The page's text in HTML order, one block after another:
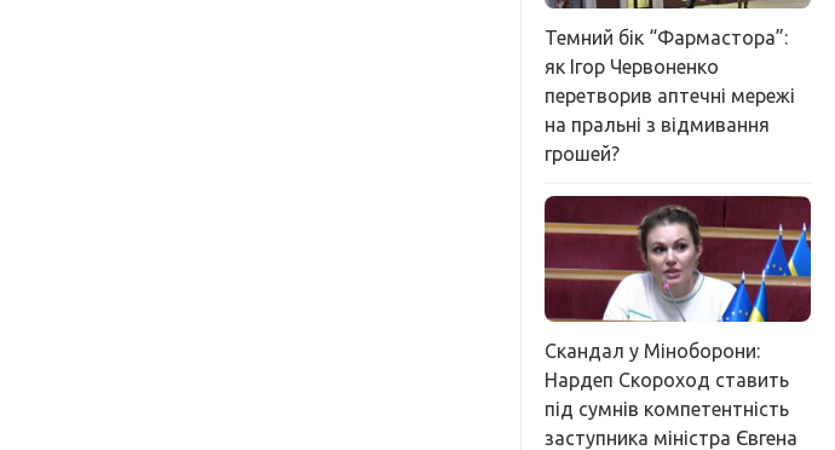
Темний бік “Фармастора”:
як Ігор Червоненко
перетворив аптечні мережі
на пральні з відмивання
грошей?
Скандал у Міноборони:
Нардеп Скороход ставить
під сумнів компетентність
заступника міністра Євгена